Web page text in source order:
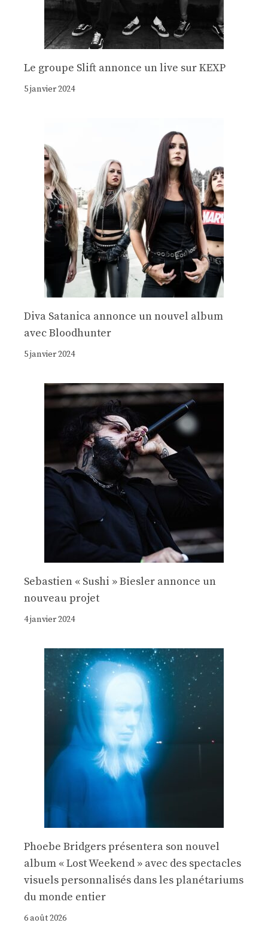
Le groupe Slift annonce un live sur KEXP
5 janvier 2024
Diva Satanica annonce un nouvel album
avec Bloodhunter
5 janvier 2024
Sebastien « Sushi » Biesler annonce un
nouveau projet
4 janvier 2024
Phoebe Bridgers présentera son nouvel
album « Lost Weekend » avec des spectacles
visuels personnalisés dans les planétariums
du monde entier
6 août 2026